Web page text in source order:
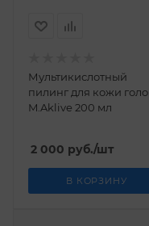
Мультикислотный
пилинг для кожи
M.Aklive 200 мл
2 000 руб./шт
В КОРЗИНУ